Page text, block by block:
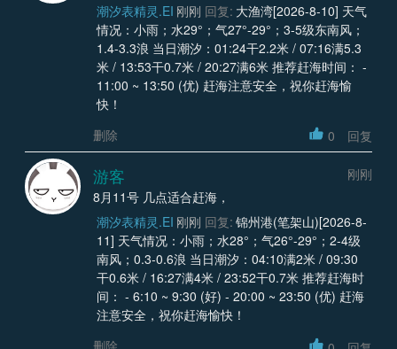
潮汐表精灵.EI 刚刚 回复: 大渔湾[2026-8-10] 天气
情况：小雨；水29°；气27°-29°；3-5级东南风；
1.4-3.3浪 当日潮汐：01:24干2.2米 / 07:16满5.3
米 / 13:53干0.7米 / 20:27满6米 推荐赶海时间： -
11:00 ~ 13:50 (优) 赶海注意安全，祝你赶海愉
快！
删除
0 回复
游客
刚刚
8月11号 几点适合赶海，
潮汐表精灵.EI 刚刚 回复: 锦州港(笔架山)[2026-8-
11] 天气情况：小雨；水28°；气26°-29°；2-4级
南风；0.3-0.6浪 当日潮汐：04:10满2米 / 09:30
干0.6米 / 16:27满4米 / 23:52干0.7米 推荐赶海时
间： - 6:10 ~ 9:30 (好) - 20:00 ~ 23:50 (优) 赶海
注意安全，祝你赶海愉快！